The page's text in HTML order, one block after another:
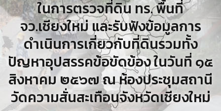
ในการตรวจที่ดิน ทร. พื้นที่
จว.เชียงใหม่ และรับฟังข้อมูลการ
ดำเนินการเกี่ยวกับที่ดินรวมทั้ง
ปัญหาอุปสรรคข้อขัดข้อง ในวันที่ ๑๕
สิงหาคม ๒๕๖๗ ณ ห้องประชุมสถานี
วัดความสั่นสะเทือนจังหวัดเชียงใหม่